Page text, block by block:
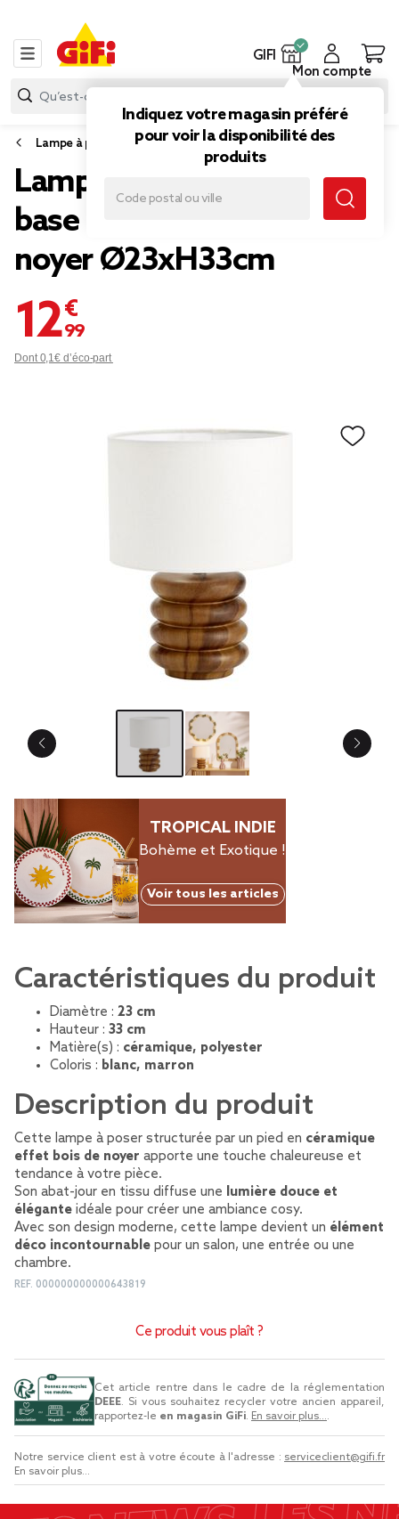
GIFI
Indiquez votre magasin préféré
pour voir la disponibilité des
produits
Mon compte
Lampe à poser
Lampe à poser céramique
base ronde effet bois
noyer Ø23xH33cm
12,99 €
Dont 0,1€ d’éco-part
TROPICAL INDIE
Bohème et Exotique !
Voir tous les articles
Caractéristiques du produit
Diamètre : 23 cm
Hauteur : 33 cm
Matière(s) : céramique, polyester
Coloris : blanc, marron
Description du produit
Cette lampe à poser structurée par un pied en céramique
effet bois de noyer apporte une touche chaleureuse et
tendance à votre pièce.
Son abat-jour en tissu diffuse une lumière douce et
élégante idéale pour créer une ambiance cosy.
Avec son design moderne, cette lampe devient un élément
déco incontournable pour un salon, une entrée ou une
chambre.
REF. 000000000000643819
Ce produit vous plaît ?
Cet article rentre dans le cadre de la réglementation
DEEE. Si vous souhaitez recycler votre ancien appareil,
rapportez-le en magasin GiFi. En savoir plus....
Notre service client est à votre écoute à l'adresse : serviceclient@gifi.fr
En savoir plus...